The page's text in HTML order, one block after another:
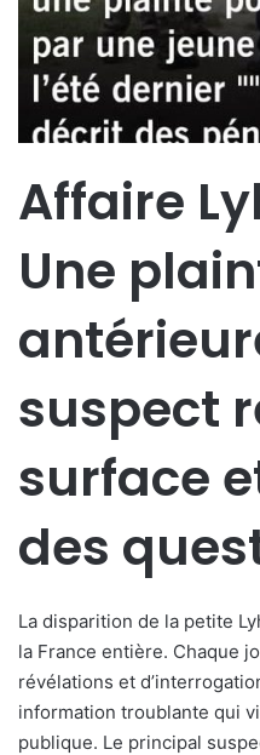
Affaire
Une
suspect
surface
des
La disparition de la petite
la France entière. Chaque
révélations et
information troublante qui
publique. Le principal